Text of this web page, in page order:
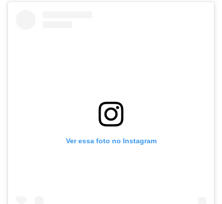
Ver essa foto no Instagram